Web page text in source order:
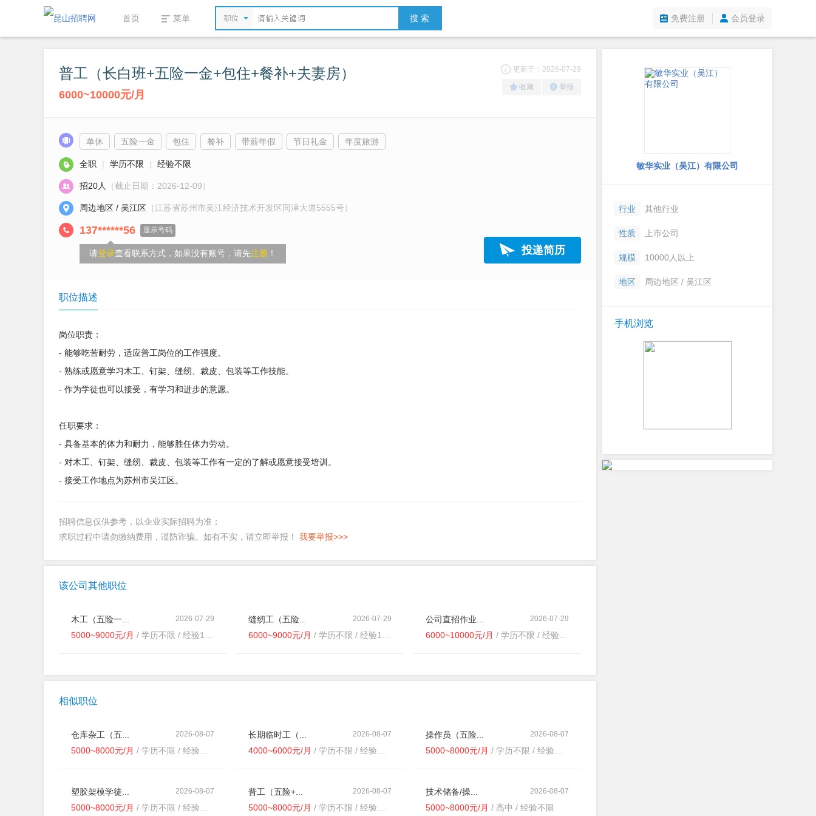
首页 菜单 职位 搜 索 免费注册 会员登录
普工（长白班+五险一金+包住+餐补+夫妻房）
6000~10000元/月
更新于：2026-07-29
收藏 举报
单休 五险一金 包住 餐补 带薪年假 节日礼金 年度旅游
全职 | 学历不限 | 经验不限
招20人 （截止日期：2026-12-09）
周边地区 / 吴江区 （江苏省苏州市吴江经济技术开发区同津大道5555号）
137******56 显示号码
请登录查看联系方式，如果没有账号，请先注册 ！ 投递简历
职位描述
岗位职责：
- 能够吃苦耐劳，适应普工岗位的工作强度。
- 熟练或愿意学习木工、钉架、缝纫、裁皮、包装等工作技能。
- 作为学徒也可以接受，有学习和进步的意愿。
任职要求：
- 具备基本的体力和耐力，能够胜任体力劳动。
- 对木工、钉架、缝纫、裁皮、包装等工作有一定的了解或愿意接受培训。
- 接受工作地点为苏州市吴江区。
招聘信息仅供参考，以企业实际招聘为准；
求职过程中请勿缴纳费用，谨防诈骗。如有不实，请立即举报！ 我要举报>>>
该公司其他职位
2026-07-29
木工（五险一...
5000~9000元/月 / 学历不限 / 经验1-3年
2026-07-29
缝纫工（五险...
6000~9000元/月 / 学历不限 / 经验1年以下
2026-07-29
公司直招作业...
6000~10000元/月 / 学历不限 / 经验不限
相似职位
2026-08-07
仓库杂工（五...
5000~8000元/月 / 学历不限 / 经验不限
2026-08-07
长期临时工（...
4000~6000元/月 / 学历不限 / 经验不限
2026-08-07
操作员（五险...
5000~8000元/月 / 学历不限 / 经验不限
2026-08-07
塑胶架模学徒...
5000~8000元/月 / 学历不限 / 经验不限
2026-08-07
普工（五险+...
5000~8000元/月 / 学历不限 / 经验不限
2026-08-07
技术储备/操...
5000~8000元/月 / 高中 / 经验不限
敏华实业（吴江）有限公司
行业 其他行业
性质 上市公司
规模 10000人以上
地区 周边地区 / 吴江区
手机浏览